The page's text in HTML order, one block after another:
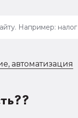
автоматизация